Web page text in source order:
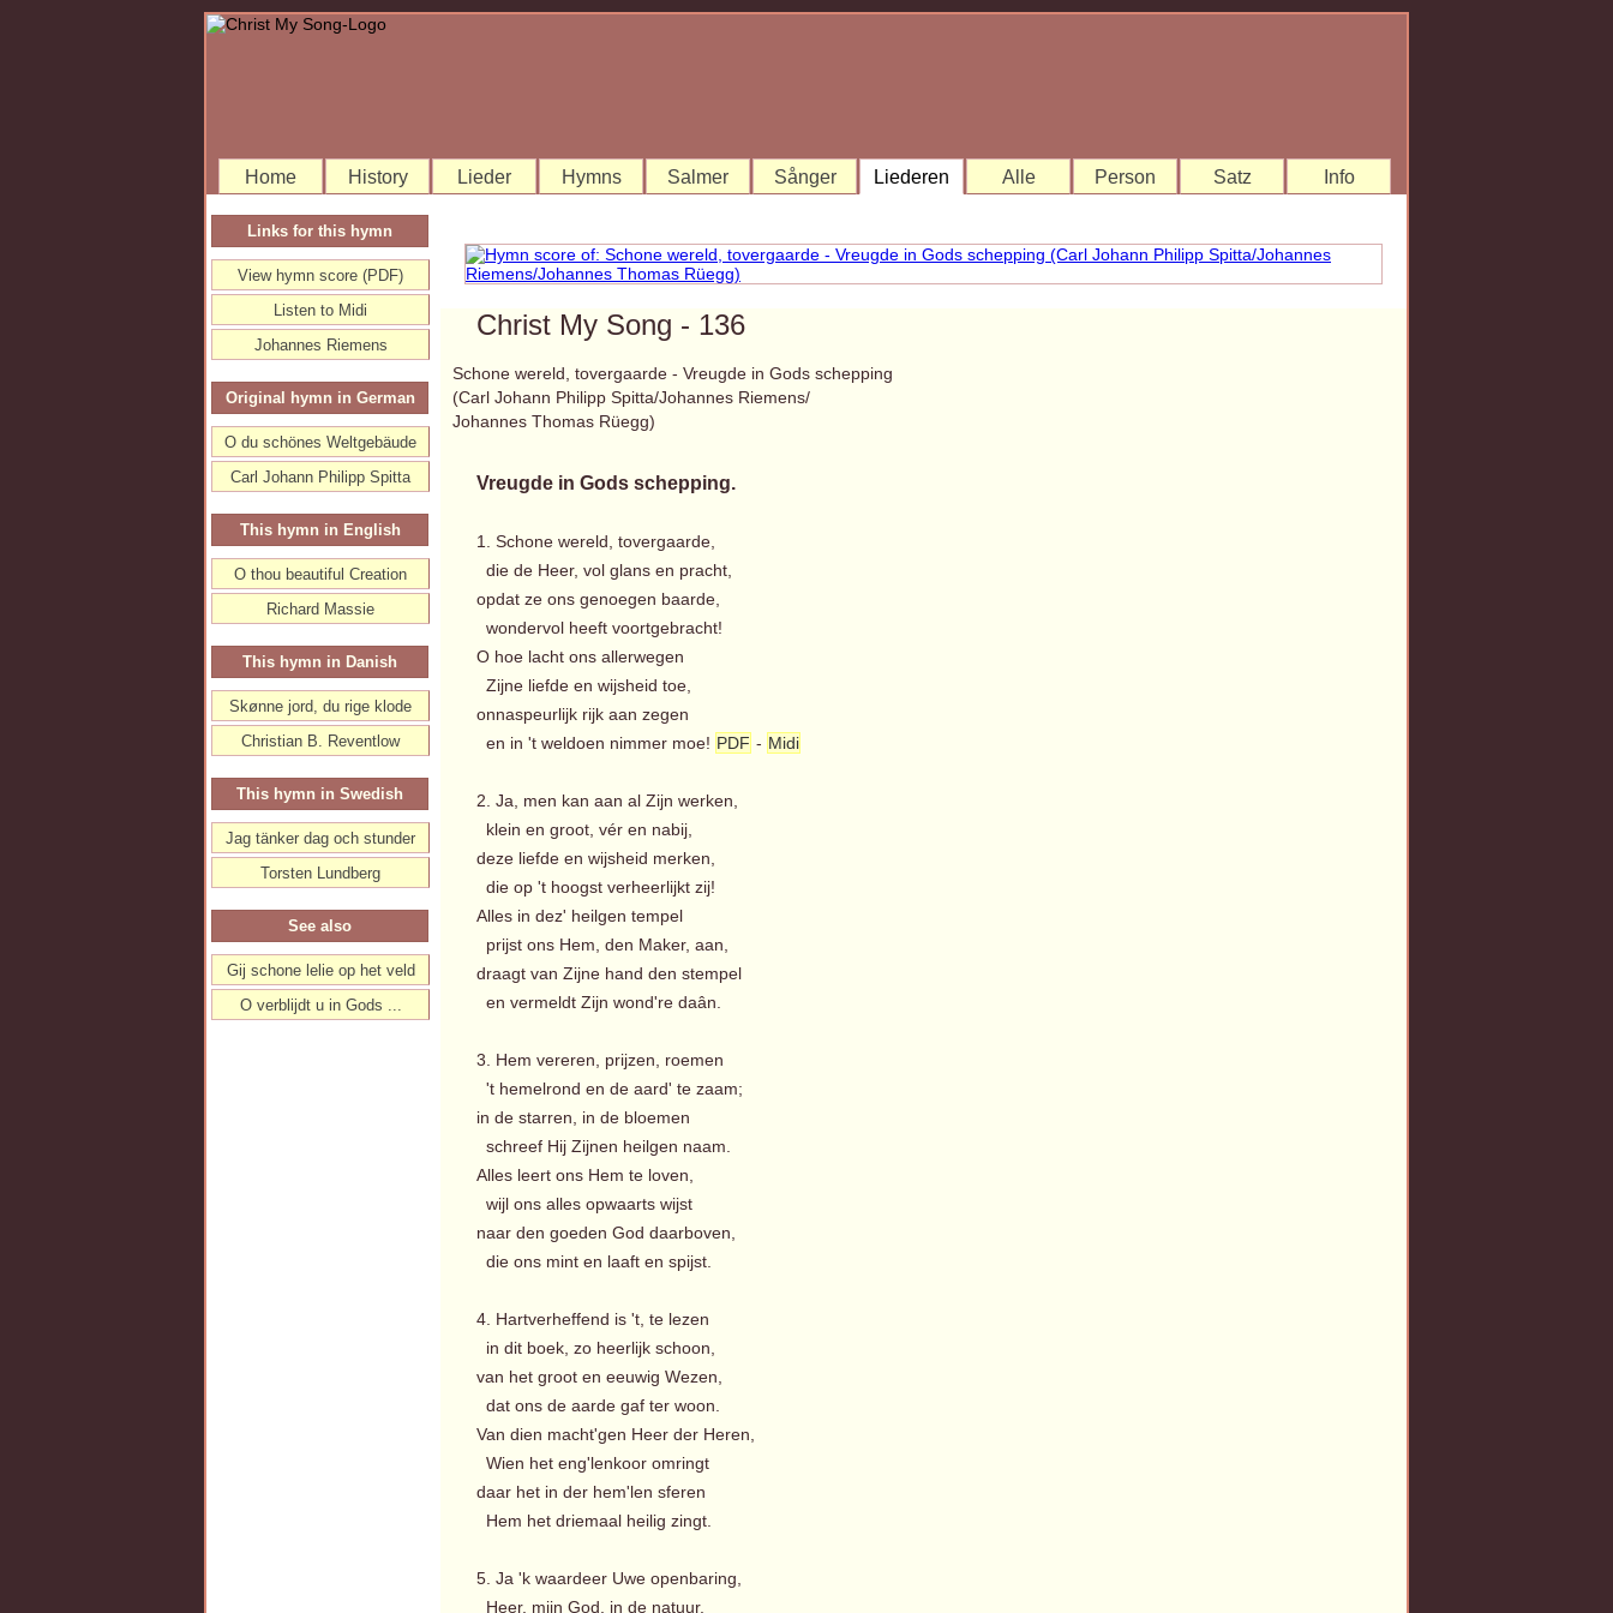
Home History Lieder Hymns Salmer Sånger Liederen Alle Person Satz Info
Christ My Song - 136
Schone wereld, tovergaarde - Vreugde in Gods schepping
(Carl Johann Philipp Spitta/Johannes Riemens/
Johannes Thomas Rüegg)
Vreugde in Gods schepping.
1. Schone wereld, tovergaarde,
die de Heer, vol glans en pracht,
opdat ze ons genoegen baarde,
wondervol heeft voortgebracht!
O hoe lacht ons allerwegen
Zijne liefde en wijsheid toe,
onnaspeurlijk rijk aan zegen
en in 't weldoen nimmer moe! PDF - Midi
2. Ja, men kan aan al Zijn werken,
klein en groot, vér en nabij,
deze liefde en wijsheid merken,
die op 't hoogst verheerlijkt zij!
Alles in dez' heilgen tempel
prijst ons Hem, den Maker, aan,
draagt van Zijne hand den stempel
en vermeldt Zijn wond're daân.
3. Hem vereren, prijzen, roemen
't hemelrond en de aard' te zaam;
in de starren, in de bloemen
schreef Hij Zijnen heilgen naam.
Alles leert ons Hem te loven,
wijl ons alles opwaarts wijst
naar den goeden God daarboven,
die ons mint en laaft en spijst.
4. Hartverheffend is 't, te lezen
in dit boek, zo heerlijk schoon,
van het groot en eeuwig Wezen,
dat ons de aarde gaf ter woon.
Van dien macht'gen Heer der Heren,
Wien het eng'lenkoor omringt
daar het in der hem'len sferen
Hem het driemaal heilig zingt.
5. Ja 'k waardeer Uwe openbaring,
Heer, mijn God, in de natuur,
Links for this hymn
View hymn score (PDF)
Listen to Midi
Johannes Riemens
Original hymn in German
O du schönes Weltgebäude
Carl Johann Philipp Spitta
This hymn in English
O thou beautiful Creation
Richard Massie
This hymn in Danish
Skønne jord, du rige klode
Christian B. Reventlow
This hymn in Swedish
Jag tänker dag och stunder
Torsten Lundberg
See also
Gij schone lelie op het veld
O verblijdt u in Gods ...